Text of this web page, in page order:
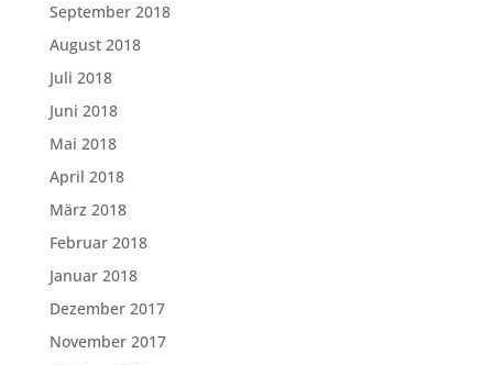
September 2018
August 2018
Juli 2018
Juni 2018
Mai 2018
April 2018
März 2018
Februar 2018
Januar 2018
Dezember 2017
November 2017